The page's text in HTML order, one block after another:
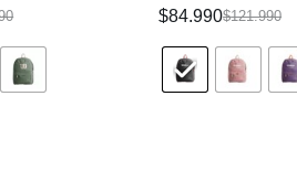
$121.990
$84.990